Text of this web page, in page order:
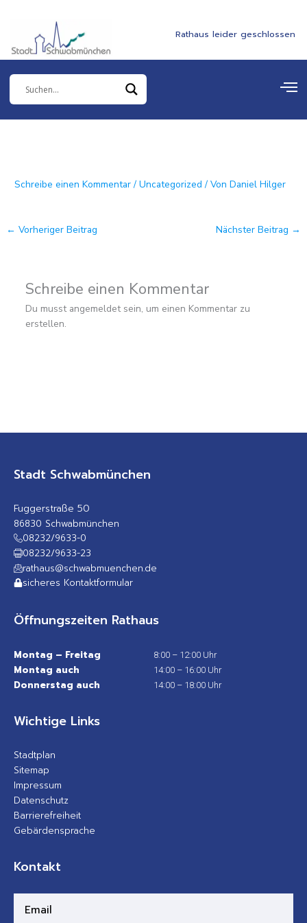
springen
Rathaus leider geschlossen
Schreibe einen Kommentar /Uncategorized / VonDaniel Hilger
← Vorheriger Beitrag Nächster Beitrag →
Schreibe einen Kommentar
Du musst angemeldet sein, um einen Kommentar zu
erstellen.
Stadt Schwabmünchen
Fuggerstraße 50
86830 Schwabmünchen
08232/9633-0
08232/9633-23
rathaus@schwabmuenchen.de
sicheres Kontaktformular
Öffnungszeiten Rathaus
Montag – Freitag 8:00 – 12:00 Uhr
Montag auch 14:00 – 16:00 Uhr
Donnerstag auch 14:00 – 18:00 Uhr
Wichtige Links
Stadtplan
Sitemap
Impressum
Datenschutz
Barrierefreiheit
Gebärdensprache
Kontakt